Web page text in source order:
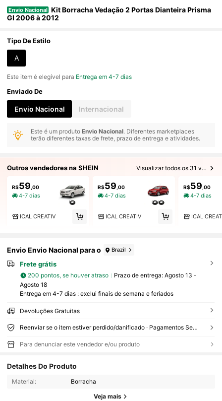
Envio Nacional Kit Borracha Vedação 2 Portas Dianteira Prisma
GI 2006 à 2012
Tipo De Estilo
A
Este item é elegível para Entrega em 4-7 dias
Enviado De
Envio Nacional Internacional
Este é um produtoEnvio Nacional. Diferentes marketplaces
terão diferentes taxas de frete, prazo de entrega e atividades.
Outros vendedores na SHEIN Visualizar todos os 31 vendedores
R$59 ,00
4-7 dias
ICAL CREATIV
R$59 ,00
4-7 dias
ICAL CREATIV
R$59 ,00
4-7 dias
ICAL
Envio Envio Nacional para o Brazil
Frete grátis
200 pontos, se houver atraso Prazo de entrega: Agosto 13 -
Agosto 18
Entrega em 4-7 dias : exclui finais de semana e feriados
Devoluções Gratuitas
Reenviar se o item estiver perdido/danificado · Pagamentos Seguros · Proteção de privacidade
Para denunciar este vendedor e/ou produto
Detalhes Do Produto
Material: Borracha
Veja mais